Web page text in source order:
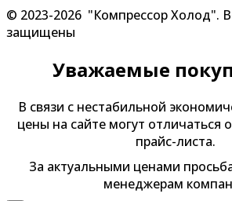
© 2023-2026 "Компрессор Холод".
защищены
Уважаемые
В связи с нестабильной
цены на сайте могут отличаться
прайс-листа.
За актуальными ценами
менеджерам